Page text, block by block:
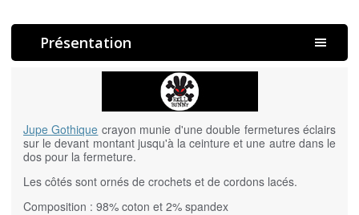
Présentation
Jupe Gothique crayon munie d'une double fermetures éclairs
sur le devant montant jusqu'à la ceinture et une autre dans le
dos pour la fermeture.
Les côtés sont ornés de crochets et de cordons lacés.
Composition : 98% coton et 2% spandex